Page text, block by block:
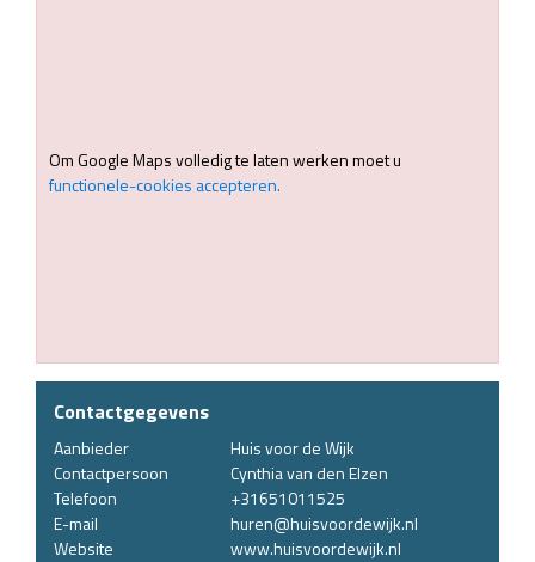
Om Google Maps volledig te laten werken moet u
functionele-cookies accepteren.
Contactgegevens
Aanbieder
Huis voor de Wijk
Contactpersoon
Cynthia van den Elzen
Telefoon
+31651011525
E-mail
huren@huisvoordewijk.nl
Website
www.huisvoordewijk.nl